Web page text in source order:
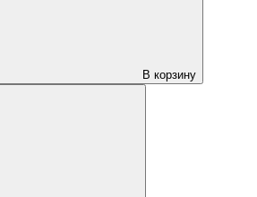
В корзину